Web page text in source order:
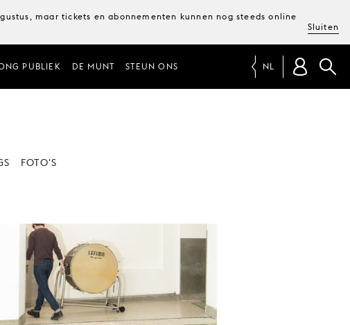
maar tickets en abonnementen kunnen nog steeds online
Sluiten
PUBLIEK DE MUNT STEUN ONS NL
FOTO'S